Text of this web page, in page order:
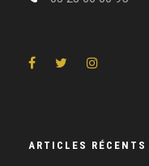
ARTICLES RÉCENTS